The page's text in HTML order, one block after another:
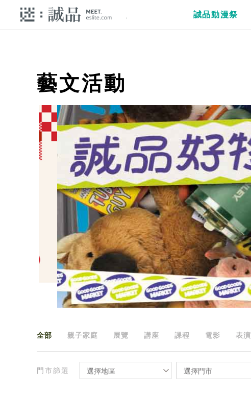
誠品動漫祭
藝文活動
全部 親子家庭 展覽 講座 課程 電影 表演
門市篩選 選擇地區 選擇門市